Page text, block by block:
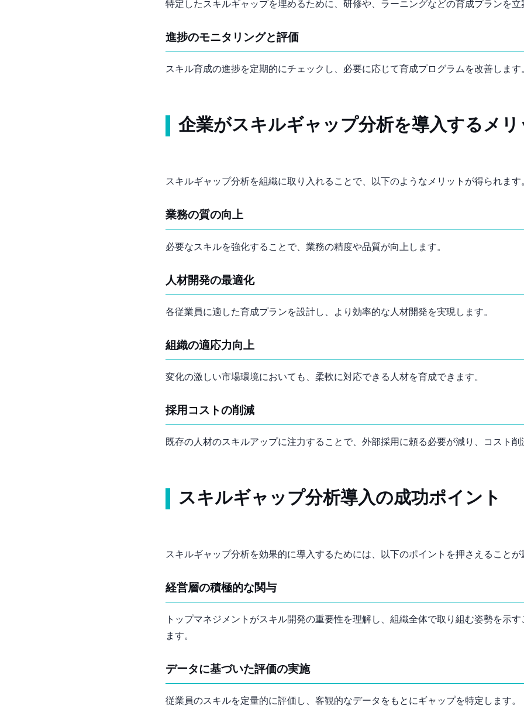
特定したスキルギャップを埋めるために、研修やOJT、eラーニングなどの育成プランを立
進捗のモニタリングと評価
スキル育成の進捗を定期的にチェックし、必要に応じて育成プログラムを改善します
企業がスキルギャップ分析を導入するメリ
スキルギャップ分析を組織に取り入れることで、以下のようなメリットが得られます
業務の質の向上
必要なスキルを強化することで、業務の精度や品質が向上します。
人材開発の最適化
各従業員に適した育成プランを設計し、より効率的な人材開発を実現します。
組織の適応力向上
変化の激しい市場環境においても、柔軟に対応できる人材を育成できます。
採用コストの削減
既存の人材のスキルアップに注力することで、外部採用に頼る必要が減り、コスト削
スキルギャップ分析導入の成功ポイント
スキルギャップ分析を効果的に導入するためには、以下のポイントを押さえることが
経営層の積極的な関与
トップマネジメントがスキル開発の重要性を理解し、組織全体で取り組む姿勢を示す
ます。
データに基づいた評価の実施
従業員のスキルを定量的に評価し、客観的なデータをもとにギャップを特定します。